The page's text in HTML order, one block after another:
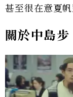
甚至很在意夏
關於中島